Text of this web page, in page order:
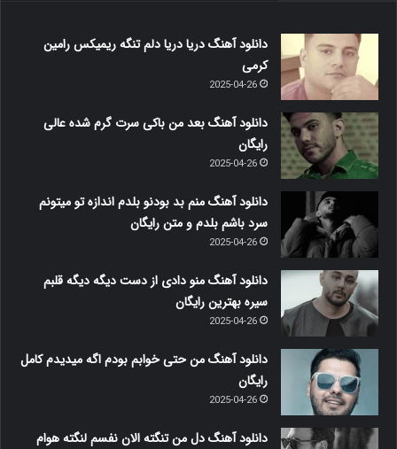
دانلود آهنگ دریا دریا دلم تنگه ریمیکس رامین
کرمی
2025-04-26
دانلود آهنگ بعد من باکی سرت گرم شده عالی
رایگان
2025-04-26
دانلود آهنگ منم بد بودنو بلدم اندازه تو میتونم
سرد باشم بلدم و متن رایگان
2025-04-26
دانلود آهنگ منو دادی از دست دیگه دیگه قلبم
سیره بهترین رایگان
2025-04-26
دانلود آهنگ من حتی خوابم بودم اگه میدیدم کامل
رایگان
2025-04-26
دانلود آهنگ دل من تنگته الان نفسم لنگته هوام